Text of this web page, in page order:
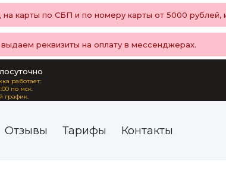
карты по СБП и по номеру карты от 5000 рублей,
реквизиты на оплату в мессенджерах.
работает:
по мск.
график.
Отзывы Тарифы Контакты